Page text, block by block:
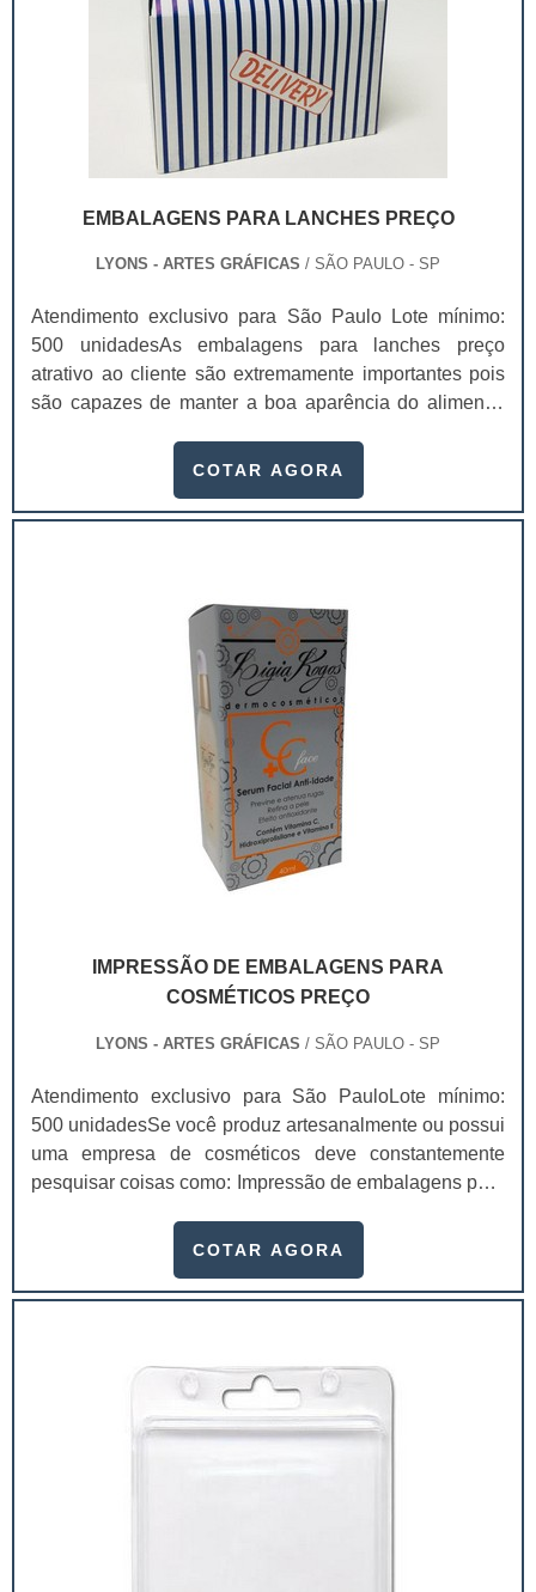
EMBALAGENS PARA LANCHES PREÇO
LYONS - ARTES GRÁFICAS / SÃO PAULO - SP
Atendimento exclusivo para São Paulo Lote mínimo:
500 unidadesAs embalagens para lanches preço
atrativo ao cliente são extremamente importantes pois
são capazes de manter a boa aparência do alimento,
empresas que trabalham com delivery, fazer uso de
produto chegará intacto nas mãos do consumidor e
COTAR AGORA
IMPRESSÃO DE EMBALAGENS PARA
COSMÉTICOS PREÇO
LYONS - ARTES GRÁFICAS / SÃO PAULO - SP
Atendimento exclusivo para São PauloLote mínimo:
500 unidadesSe você produz artesanalmente ou possui
uma empresa de cosméticos deve constantemente
pesquisar coisas como: Impressão de embalagens para
um investimento necessário para quem está no
extremamente competitivo, assim, as embalagens
COTAR AGORA